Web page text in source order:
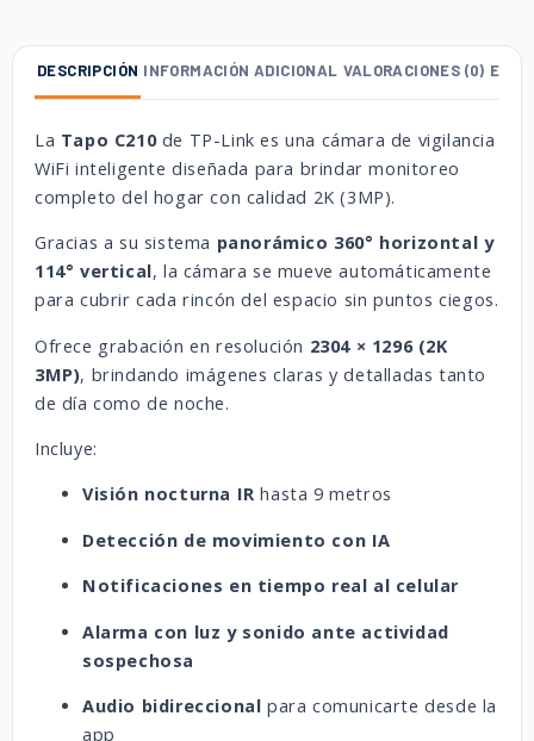
DESCRIPCIÓN INFORMACIÓN ADICIONAL VALORACIONES (0)
La Tapo C210de TP-Link es una cámara de vigilancia
WiFi inteligente diseñada para brindar monitoreo
completo del hogar con calidad 2K (3MP).
Gracias a su sistema panorámico 360° horizontal y
114° vertical, la cámara se mueve automáticamente
para cubrir cada rincón del espacio sin puntos ciegos.
Ofrece grabación en resolución 2304 × 1296 (2K
3MP), brindando imágenes claras y detalladas tanto
de día como de noche.
Incluye:
Visión nocturna IR hasta 9 metros
Detección de movimiento con IA
Notificaciones en tiempo real al celular
Alarma con luz y sonido ante actividad
sospechosa
Audio bidireccional para comunicarte desde la
app